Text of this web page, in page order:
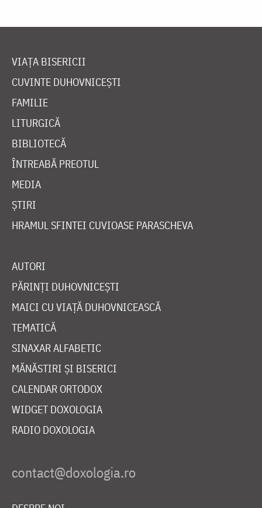
VIAȚA BISERICII
CUVINTE DUHOVNICEȘTI
FAMILIE
LITURGICĂ
BIBLIOTECĂ
ÎNTREABĂ PREOTUL
MEDIA
ȘTIRI
HRAMUL SFINTEI CUVIOASE PARASCHEVA
AUTORI
PĂRINȚI DUHOVNICEȘTI
MAICI CU VIAȚĂ DUHOVNICEASCĂ
TEMATICĂ
SINAXAR ALFABETIC
MĂNĂSTIRI ȘI BISERICI
CALENDAR ORTODOX
WIDGET DOXOLOGIA
RADIO DOXOLOGIA